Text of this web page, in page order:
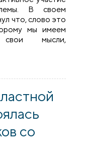
В своем
что, слово это
мы имеем
свои мысли,
со